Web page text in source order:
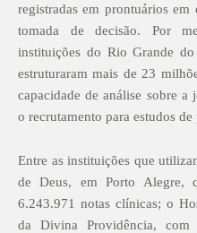
registradas em prontuários em
tomada de decisão. Por
instituições do Rio Grande
estruturaram mais de 23
capacidade de análise sobre a
o recrutamento para estudos
Entre as instituições que
de Deus, em Porto Alegre,
6.243.971 notas clínicas; o
da Divina Providência, com